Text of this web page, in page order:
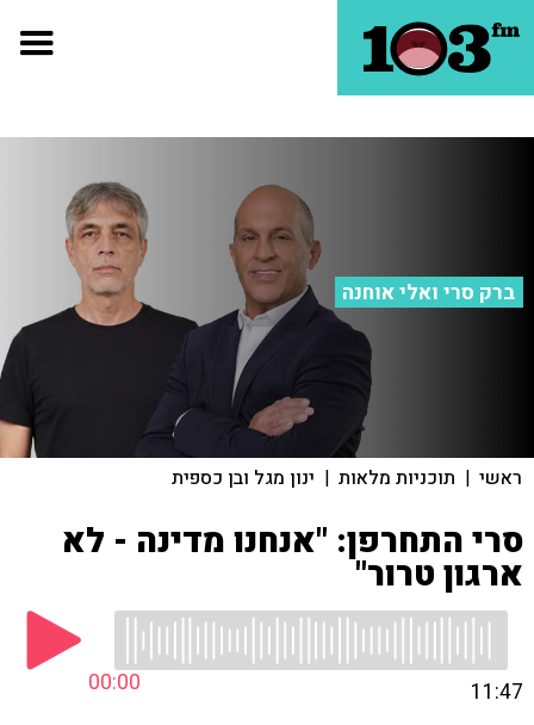
ברק סרי ואלי אוחנה
ראשי | תוכניות מלאות | ינון מגל ובן כספית
סרי התחרפן: "אנחנו מדינה - לא
ארגון טרור"
00:00 11:47